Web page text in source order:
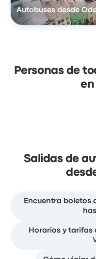
Autobuses desde
Personas de
en
Salidas de
Encuentra boletos
Horarios y tarifas